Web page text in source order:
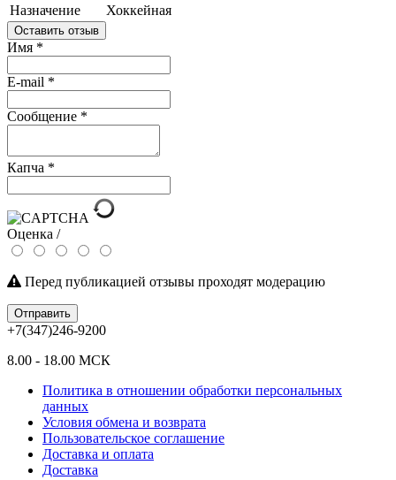
Назначение
Хоккейная
Оставить отзыв
Имя *
E-mail *
Сообщение *
Капча *
Оценка /
Перед публикацией отзывы проходят модерацию
Отправить
+7(347)246-9200
8.00 - 18.00 МСК
Политика в отношении обработки персональных
данных
Условия обмена и возврата
Пользовательское соглашение
Доставка и оплата
Доставка